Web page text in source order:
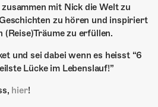
mit Nick die Welt zu
zu hören und inspiriert
(Reise)Träume zu erfüllen.
und sei dabei wenn es heisst “6
Lücke im Lebenslauf!”
hier!